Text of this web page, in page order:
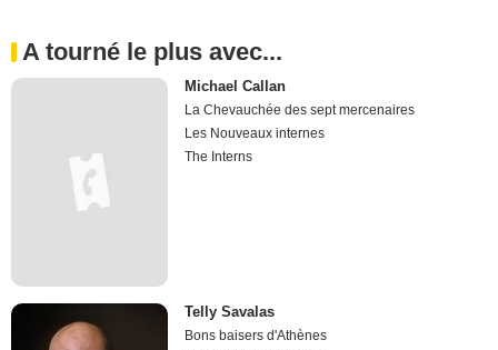
A tourné le plus avec...
Michael Callan
La Chevauchée des sept mercenaires
Les Nouveaux internes
The Interns
Telly Savalas
Bons baisers d'Athènes